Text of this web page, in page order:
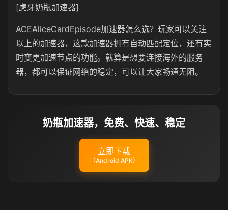
[虎牙奶瓶加速器]
ACEAliceCardEpisode加速器怎么选？玩家可以关注
以上的加速器，这款加速器拥有自动匹配定位，还有实
时变更加速节点的功能。就算是想要连接海外的服务
器，都可以保证网络的稳定，可以让大家畅通无阻。
奶瓶加速器，免费、快速、稳定
立即下载
（Android APK）